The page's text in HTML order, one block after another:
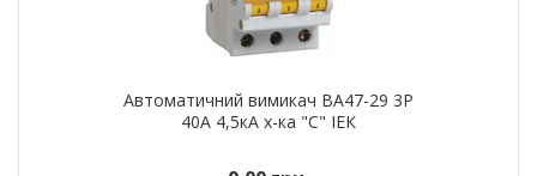
Автоматичний вимикач ВА47-29 3Р
40А 4,5кА х-ка "С" ІЕК